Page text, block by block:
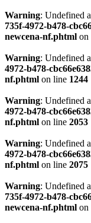
Warning: Undefined
735f-4972-b478-
newcena-nf.phtml on
Warning: Undefined
4972-b478-
nf.phtml on line 1244
Warning: Undefined
4972-b478-
nf.phtml on line 2053
Warning: Undefined
4972-b478-
nf.phtml on line 2075
Warning: Undefined
735f-4972-b478-
newcena-nf.phtml on